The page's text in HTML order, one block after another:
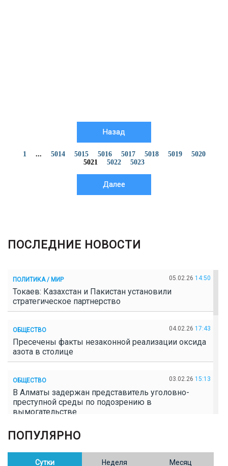
Назад
1 ... 5014 5015 5016 5017 5018 5019
5020
5021
5022 5023
Далее
ПОСЛЕДНИЕ НОВОСТИ
ПОЛИТИКА / МИР 05.02.26 14:50
Токаев: Казахстан и Пакистан установили
стратегическое партнерство
ОБЩЕСТВО 04.02.26 17:43
Пресечены факты незаконной реализации оксида
азота в столице
ОБЩЕСТВО 03.02.26 15:13
В Алматы задержан представитель уголовно-
преступной среды по подозрению в
вымогательстве
ОБЩЕСТВО
Полицейские пресекли незаконное выращивание
конопли в Таразе
ПОПУЛЯРНО
Сутки Неделя Месяц